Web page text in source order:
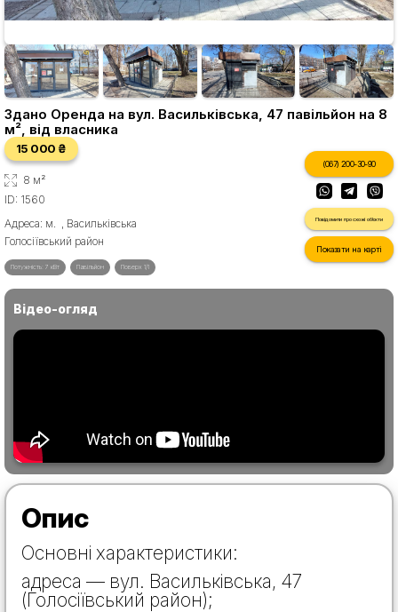
Здано Оренда на вул. Васильківська, 47 павільйон на 8
м², від власника
15 000 ₴
8 м²
ID: 1560
Адреса: м. , Васильківська
Голосіївський район
(067) 200-30-90
Повідомити про схожі об'єкти
Показати на карті
Потужність: 7 кВт Павільйон Поверх 1/1
Відео-огляд
Опис
Основні характеристики:
адреса — вул. Васильківська, 47
(Голосіївський район);